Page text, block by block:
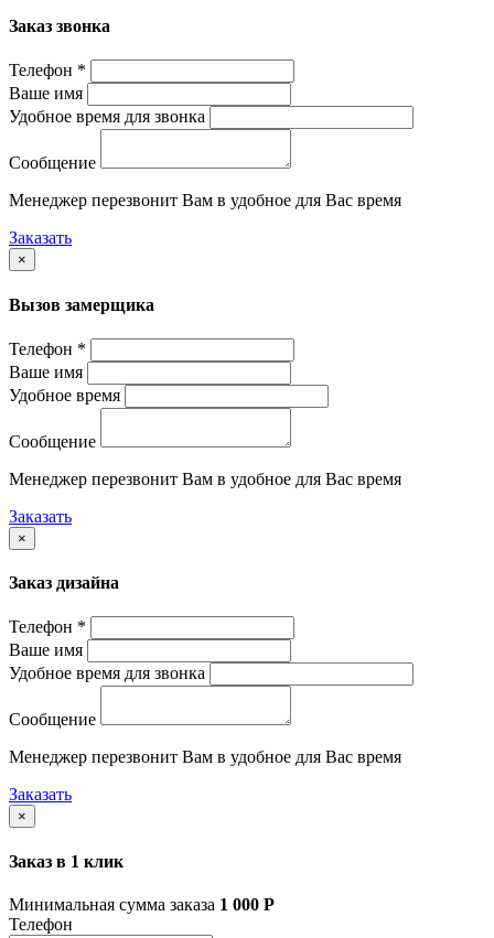
Заказ звонка
Телефон *
Ваше имя
Удобное время для звонка
Сообщение
Менеджер перезвонит Вам в удобное для Вас время
Заказать
×
Вызов замерщика
Телефон *
Ваше имя
Удобное время
Сообщение
Менеджер перезвонит Вам в удобное для Вас время
Заказать
×
Заказ дизайна
Телефон *
Ваше имя
Удобное время для звонка
Сообщение
Менеджер перезвонит Вам в удобное для Вас время
Заказать
×
Заказ в 1 клик
Минимальная сумма заказа 1 000 Р
Телефон